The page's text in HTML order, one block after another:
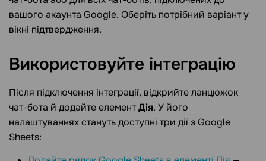
вашого акаунта Google. Оберіть потрібний варіант у
вікні підтвердження.
Використовуйте інтеграцію
Після підключення інтеграції, відкрийте ланцюжок
чат-бота й додайте елементДія. У його
налаштуваннях стануть доступні три дії з Google
Sheets: